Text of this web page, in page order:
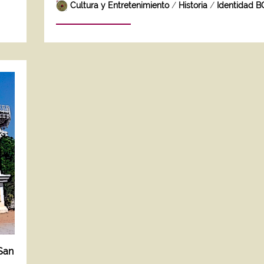
Cultura y Entretenimiento/ Historia/ Identidad